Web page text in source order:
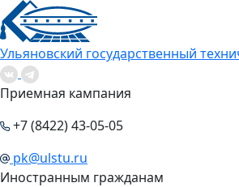
Ульяновский государственный
Приемная кампания
+7 (8422) 43-05-05
pk@ulstu.ru
Иностранным гражданам